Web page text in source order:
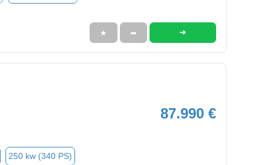
★ ➦ ➜
87.990 €
250 kw (340 PS)